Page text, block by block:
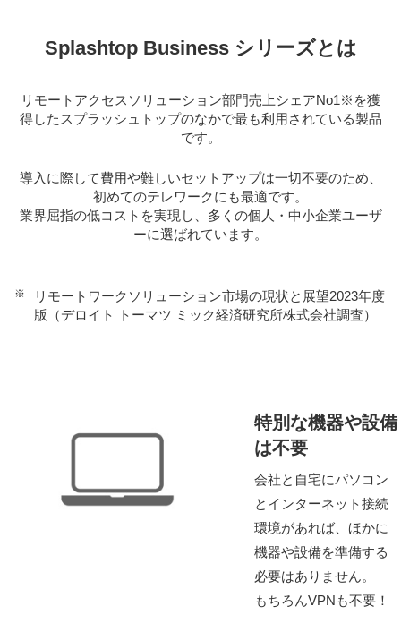
Splashtop Business シリーズとは
リモートアクセスソリューション部門売上シェアNo1※を獲
得したスプラッシュトップのなかで最も利用されている製品
です。
導入に際して費用や難しいセットアップは一切不要のため、
初めてのテレワークにも最適です。
業界屈指の低コストを実現し、多くの個人・中小企業ユーザ
ーに選ばれています。
※
リモートワークソリューション市場の現状と展望2023年度
版（デロイト トーマツ ミック経済研究所株式会社調査）
特別な機器や設備
は不要
会社と自宅にパソコン
とインターネット接続
環境があれば、ほかに
機器や設備を準備する
必要はありません。
もちろんVPNも不要！